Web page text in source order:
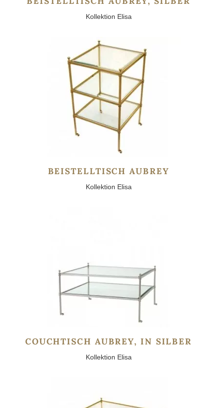
Kollektion Elisa
BEISTELLTISCH AUBREY
Kollektion Elisa
COUCHTISCH AUBREY, IN SILBER
Kollektion Elisa